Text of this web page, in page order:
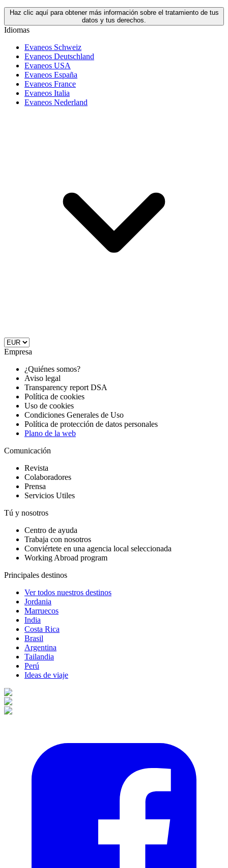
Haz clic aquí para obtener más información sobre el tratamiento de tus
datos y tus derechos.
Idiomas
Evaneos Schweiz
Evaneos Deutschland
Evaneos USA
Evaneos España
Evaneos France
Evaneos Italia
Evaneos Nederland
Empresa
¿Quiénes somos?
Aviso legal
Transparency report DSA
Política de cookies
Uso de cookies
Condiciones Generales de Uso
Política de protección de datos personales
Plano de la web
Comunicación
Revista
Colaboradores
Prensa
Servicios Utiles
Tú y nosotros
Centro de ayuda
Trabaja con nosotros
Conviértete en una agencia local seleccionada
Working Abroad program
Principales destinos
Ver todos nuestros destinos
Jordania
Marruecos
India
Costa Rica
Brasil
Argentina
Tailandia
Perú
Ideas de viaje